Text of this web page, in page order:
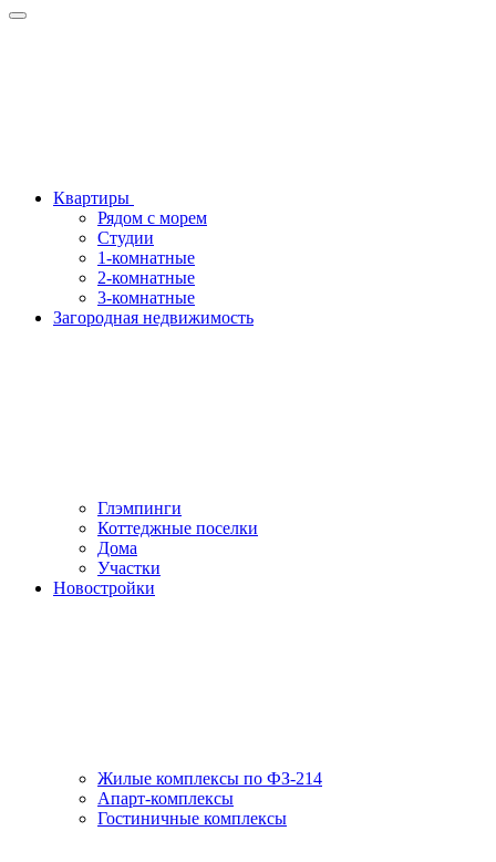
Квартиры
Рядом с морем
Студии
1-комнатные
2-комнатные
3-комнатные
Загородная недвижимость
Глэмпинги
Коттеджные поселки
Дома
Участки
Новостройки
Жилые комплексы по ФЗ-214
Апарт-комплексы
Гостиничные комплексы